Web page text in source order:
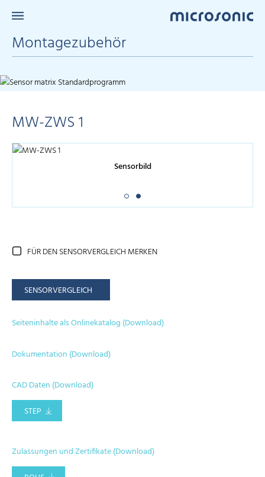
Montagezubehör
MW-ZWS 1
Sensorbild
FÜR DEN SENSORVERGLEICH MERKEN
SENSORVERGLEICH
Seiteninhalte als Onlinekatalog (Download)
Dokumentation (Download)
CAD Daten (Download)
STEP
Zulassungen und Zertifikate (Download)